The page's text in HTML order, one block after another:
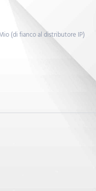
(di fianco al distributore IP)